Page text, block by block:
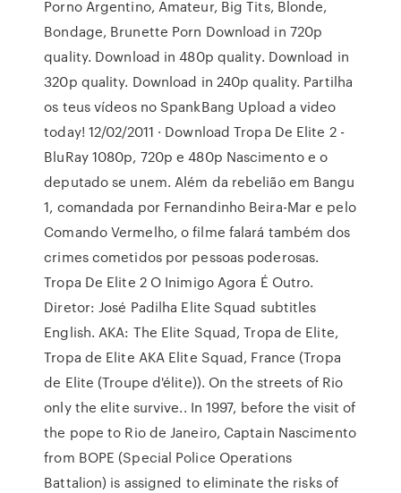
Porno Argentino, Amateur, Big Tits, Blonde,
Bondage, Brunette Porn Download in 720p
quality. Download in 480p quality. Download in
320p quality. Download in 240p quality. Partilha
os teus vídeos no SpankBang Upload a video
today! 12/02/2011 · Download Tropa De Elite 2 -
BluRay 1080p, 720p e 480p Nascimento e o
deputado se unem. Além da rebelião em Bangu
1, comandada por Fernandinho Beira-Mar e pelo
Comando Vermelho, o filme falará também dos
crimes cometidos por pessoas poderosas.
Tropa De Elite 2 O Inimigo Agora É Outro.
Diretor: José Padilha Elite Squad subtitles
English. AKA: The Elite Squad, Tropa de Elite,
Tropa de Elite AKA Elite Squad, France (Tropa
de Elite (Troupe d'élite)). On the streets of Rio
only the elite survive.. In 1997, before the visit of
the pope to Rio de Janeiro, Captain Nascimento
from BOPE (Special Police Operations
Battalion) is assigned to eliminate the risks of